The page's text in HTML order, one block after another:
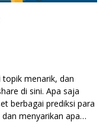
menarik, dan
di sini. Apa saja
berbagai prediksi para
menyarikan apa…